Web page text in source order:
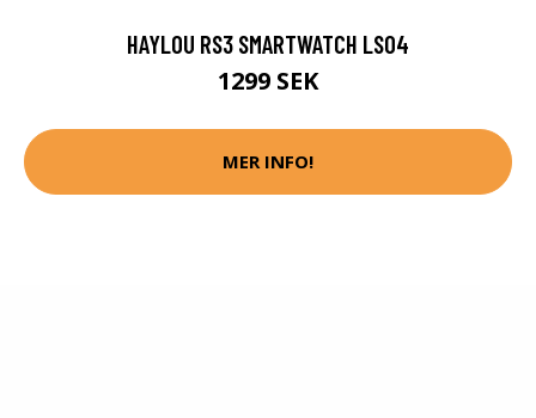
HAYLOU RS3 SMARTWATCH LS04
1299 SEK
MER INFO!